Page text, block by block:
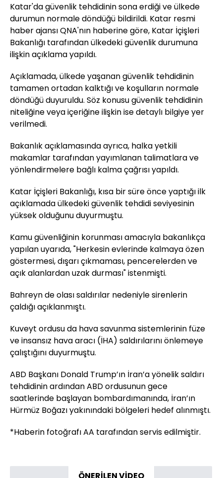
Katar'da güvenlik tehdidinin sona erdiği ve ülkede
durumun normale döndüğü bildirildi. Katar resmi
haber ajansı QNA'nın haberine göre, Katar İçişleri
Bakanlığı tarafından ülkedeki güvenlik durumuna
ilişkin açıklama yapıldı.
Açıklamada, ülkede yaşanan güvenlik tehdidinin
tamamen ortadan kalktığı ve koşulların normale
döndüğü duyuruldu. Söz konusu güvenlik tehdidinin
niteliğine veya içeriğine ilişkin ise detaylı bilgiye yer
verilmedi.
Bakanlık açıklamasında ayrıca, halka yetkili
makamlar tarafından yayımlanan talimatlara ve
yönlendirmelere bağlı kalma çağrısı yapıldı.
Katar İçişleri Bakanlığı, kısa bir süre önce yaptığı ilk
açıklamada ülkedeki güvenlik tehdidi seviyesinin
yüksek olduğunu duyurmuştu.
Kamu güvenliğinin korunması amacıyla bakanlıkça
yapılan uyarıda, "Herkesin evlerinde kalmaya özen
göstermesi, dışarı çıkmaması, pencerelerden ve
açık alanlardan uzak durması" istenmişti.
Bahreyn de olası saldırılar nedeniyle sirenlerin
çaldığı açıklanmıştı.
Kuveyt ordusu da hava savunma sistemlerinin füze
ve insansız hava aracı (İHA) saldırılarını önlemeye
çalıştığını duyurmuştu.
ABD Başkanı Donald Trump’ın İran’a yönelik saldırı
tehdidinin ardından ABD ordusunun gece
saatlerinde başlayan bombardımanında, İran’ın
Hürmüz Boğazı yakınındaki bölgeleri hedef alınmıştı.
*Haberin fotoğrafı AA tarafından servis edilmiştir.
ÖNERİLEN VİDEO